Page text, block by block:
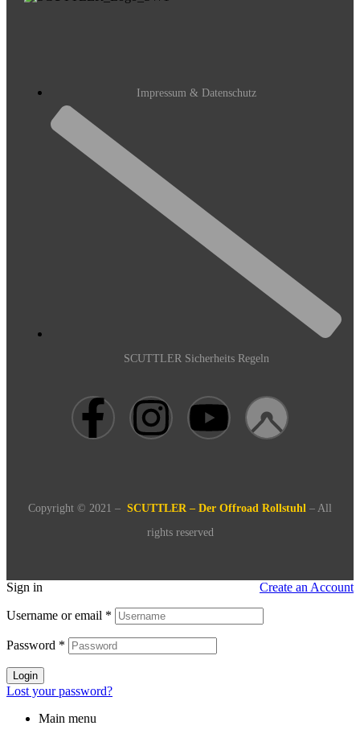
Impressum & Datenschutz
SCUTTLER Sicherheits Regeln
Copyright © 2021 – SCUTTLER – Der Offroad Rollstuhl – All
rights reserved
Sign in Create an Account
Username or email *
Password *
Login
Lost your password?
Main menu